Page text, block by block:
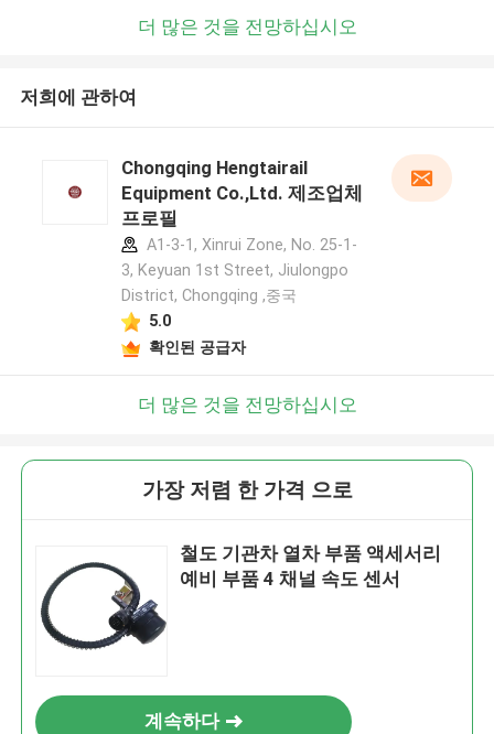
더 많은 것을 전망하십시오
저희에 관하여
Chongqing Hengtairail
Equipment Co.,Ltd. 제조업체
프로필
A1-3-1, Xinrui Zone, No. 25-1-
3, Keyuan 1st Street, Jiulongpo
District, Chongqing ,중국
5.0
확인된 공급자
더 많은 것을 전망하십시오
가장 저렴 한 가격 으로
철도 기관차 열차 부품 액세서리
예비 부품 4 채널 속도 센서
계속하다